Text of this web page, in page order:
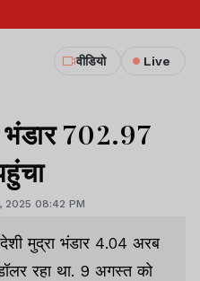
वीडियो Live
भंडार 702.97
2025 08:42 PM
मुद्रा भंडार 4.04 अरब
रहा था. 9 अगस्त को